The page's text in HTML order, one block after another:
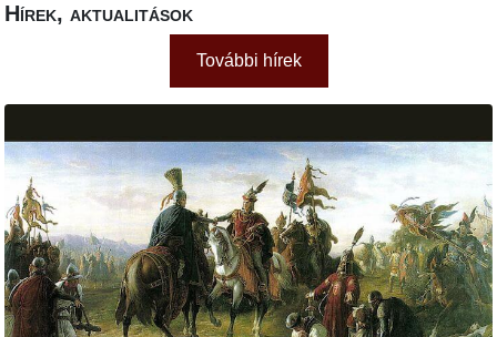
Hírek, aktualitások
További hírek